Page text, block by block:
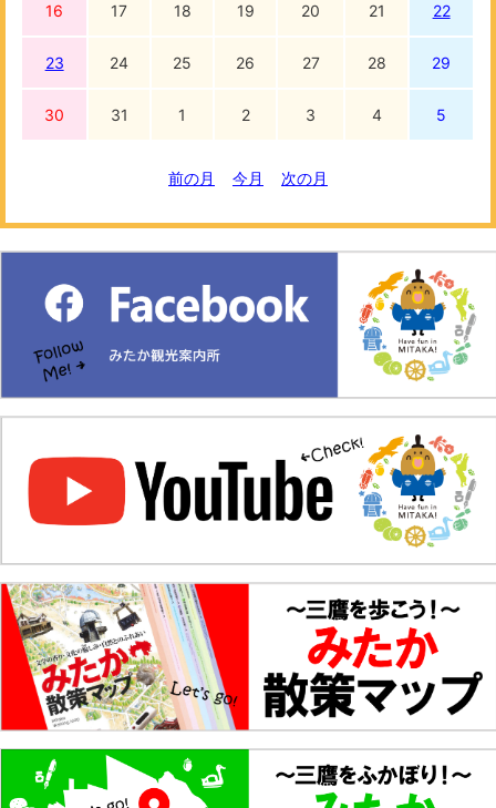
16 17 18 19 20 21 22
23 24 25 26 27 28 29
30 31 1 2 3 4 5
前の月 今月 次の月